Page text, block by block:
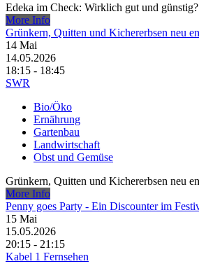
Edeka im Check: Wirklich gut und günstig?
More Info
Grünkern, Quitten und Kichererbsen neu
14 Mai
14.05.2026
18:15 - 18:45
SWR
Bio/Öko
Ernährung
Gartenbau
Landwirtschaft
Obst und Gemüse
Grünkern, Quitten und Kichererbsen neu
More Info
Penny goes Party - Ein Discounter im
15 Mai
15.05.2026
20:15 - 21:15
Kabel 1 Fernsehen